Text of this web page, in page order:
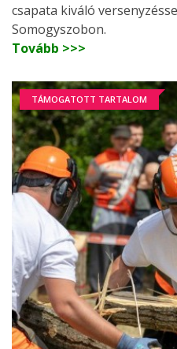
csapata kiváló
Somogyszobon.
Tovább >>>
TÁMOGATOTT TARTALOM